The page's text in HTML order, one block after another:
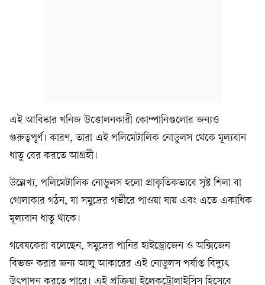
এই আবিষ্কার খনিজ উত্তোলনকারী কোম্পানিগুলোর জন্যও
গুরুত্বপূর্ণ। কারণ, তারা এই পলিমেটালিক নোডুলস থেকে মূল্যবান
ধাতু বের করতে আগ্রহী।
উল্লেখ্য, পলিমেটালিক নোডুলস হলো প্রাকৃতিকভাবে সৃষ্ট শিলা বা
গোলাকার গঠন, যা সমুদ্রের গভীরে পাওয়া যায় এবং এতে একাধিক
মূল্যবান ধাতু থাকে।
গবেষকেরা বলেছেন, সমুদ্রের পানির হাইড্রোজেন ও অক্সিজেন
বিভক্ত করার জন্য আলু আকারের এই নোডুলস পর্যাপ্ত বিদ্যুৎ
উৎপাদন করতে পারে। এই প্রক্রিয়া ইলেকট্রোলাইসিস হিসেবে